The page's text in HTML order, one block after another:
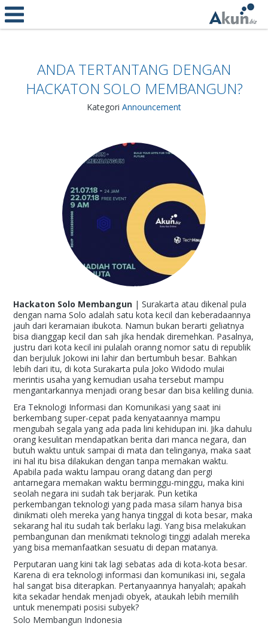
ANDA TERTANTANG DENGAN
HACKATON SOLO MEMBANGUN?
Kategori Announcement
Hackaton Solo Membangun | Surakarta atau dikenal pula
dengan nama Solo adalah satu kota kecil dan keberadaannya
jauh dari keramaian ibukota. Namun bukan berarti geliatnya
bisa dianggap kecil dan sah jika hendak diremehkan. Pasalnya,
justru dari kota kecil ini pulalah oranng nomor satu di republik
dan berjuluk Jokowi ini lahir dan bertumbuh besar. Bahkan
lebih dari itu, di kota Surakarta pula Joko Widodo mulai
merintis usaha yang kemudian usaha tersebut mampu
mengantarkannya menjadi orang besar dan bisa keliling dunia.
Era Teknologi Informasi dan Komunikasi yang saat ini
berkembang super-cepat pada kenyataannya mampu
mengubah segala yang ada pada lini kehidupan ini. Jika dahulu
orang kesulitan mendapatkan berita dari manca negara, dan
butuh waktu untuk sampai di mata dan telinganya, maka saat
ini hal itu bisa dilakukan dengan tanpa memakan waktu.
Apabila pada waktu lampau orang datang dan pergi
antarnegara memakan waktu berminggu-minggu, maka kini
seolah negara ini sudah tak berjarak. Pun ketika
perkembangan teknologi yang pada masa silam hanya bisa
dinikmati oleh mereka yang hanya tinggal di kota besar, maka
sekarang hal itu sudah tak berlaku lagi. Yang bisa melakukan
pembangunan dan menikmati teknologi tinggi adalah mereka
yang bisa memanfaatkan sesuatu di depan matanya.
Perputaran uang kini tak lagi sebatas ada di kota-kota besar.
Karena di era teknologi informasi dan komunikasi ini, segala
hal sangat bisa diterapkan. Pertanyaannya hanyalah; apakah
kita sekadar hendak menjadi obyek, ataukah lebih memilih
untuk menempati posisi subyek?
Solo Membangun Indonesia